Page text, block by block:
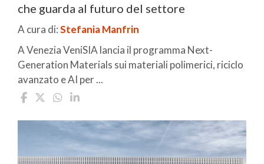
che guarda al futuro del settore
A cura di:Stefania Manfrin
A Venezia VeniSIA lancia il programma Next-
Generation Materials sui materiali polimerici, riciclo
avanzato e AI per ...